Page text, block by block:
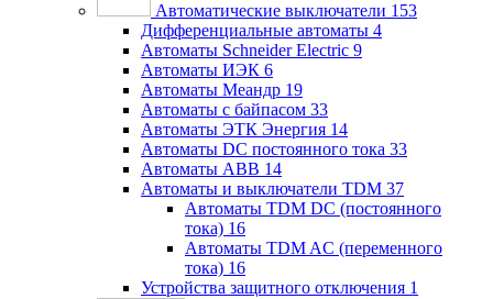
Автоматические выключатели 153
Дифференциальные автоматы 4
Автоматы Schneider Electric 9
Автоматы ИЭК 6
Автоматы Меандр 19
Автоматы с байпасом 33
Автоматы ЭТК Энергия 14
Автоматы DC постоянного тока 33
Автоматы ABB 14
Автоматы и выключатели TDM 37
Автоматы TDM DC (постоянного
тока) 16
Автоматы TDM AC (переменного
тока) 16
Устройства защитного отключения 1